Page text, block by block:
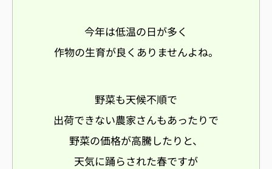
今年は低温の日が多く
作物の生育が良くありませんよね。
野菜も天候不順で
出荷できない農家さんもあったりで
野菜の価格が高騰したりと、
天気に踊らされた春ですが